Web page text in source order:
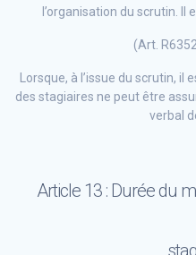
l’organisation du scrutin. Il
(Art.
Lorsque, à l’issue du scrutin,
des stagiaires ne peut être
verbal
Article 13 : Durée du